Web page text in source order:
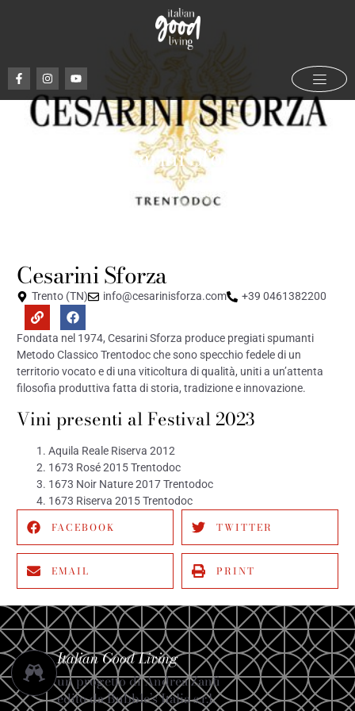
Cesarini Sforza
Maggio 16, 2023
Cesarini Sforza
Trento (TN) info@cesarinisforza.com +39 0461382200
Fondata nel 1974, Cesarini Sforza produce pregiati spumanti
Metodo Classico Trentodoc che sono specchio fedele di un
territorio vocato e di una viticoltura di qualità, uniti a un’attenta
filosofia produttiva fatta di storia, tradizione e innovazione.
Vini presenti al Festival 2023
Aquila Reale Riserva 2012
1673 Rosé 2015 Trentodoc
1673 Noir Nature 2017 Trentodoc
1673 Riserva 2015 Trentodoc
FACEBOOK TWITTER
EMAIL PRINT
Italian Good Living
un progetto di Andrea Zanfi
edito da Bubble’s Italia s.r.l.